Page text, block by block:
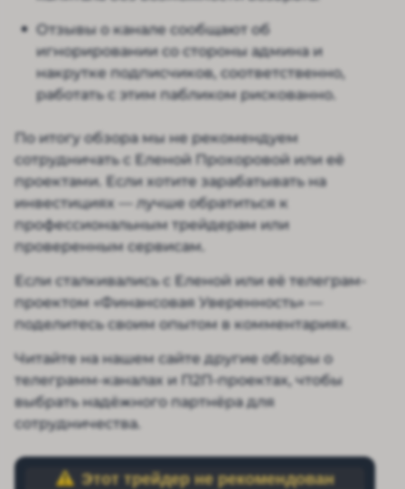
Отзывы о канале сообщают об
игнорировании со стороны админа и
накрутке подписчиков, соответственно,
работать с этим пабликом рискованно.
По итогу обзора мы не рекомендуем
сотрудничать с Еленой Прохоровой или её
проектами. Если хотите зарабатывать на
инвестициях — лучше обратиться к
профессиональным трейдерам или
проверенным сервисам.
Если сталкивались с Еленой или её телеграм-
проектом «Финансовая Уверенность» —
поделитесь своим опытом в комментариях.
Читайте на нашем сайте другие обзоры о
телеграмм-каналах и П2П-проектах, чтобы
выбрать надёжного партнёра для
сотрудничества.
Этот трейдер не рекомендован